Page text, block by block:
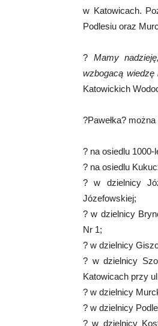
w Katowicach.
Podlesiu oraz
? Mamy
wzbogacą
Katowickich
?Pawełka?
? na osiedlu
? na osiedlu
? w dzielnicy
Józefowskiej;
? w dzielnicy
Nr 1;
? w dzielnicy
? w dzielnicy
Katowicach przy
? w dzielnicy
? w dzielnicy
? w dzielnicy